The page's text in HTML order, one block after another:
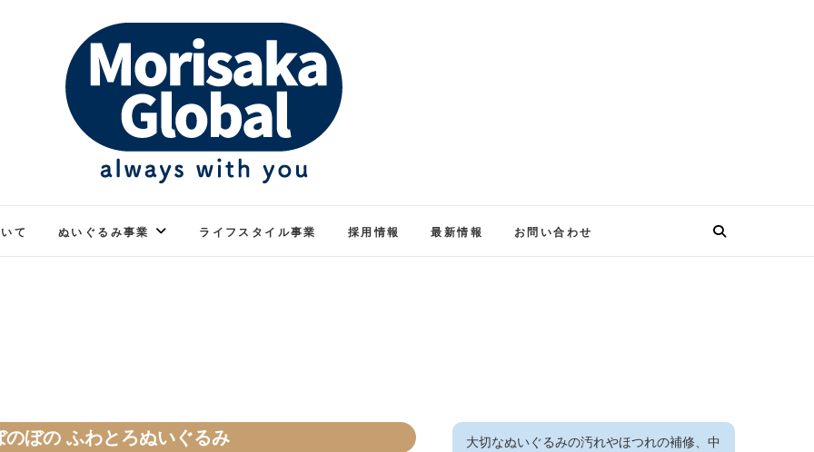
リサカグローバル
て ぬいぐるみ事業 ライフスタイル事業 採用情報 最新情報 お問い合わせ
のぼの ふわとろぬいぐるみ
大切なぬいぐるみの汚れやほつれの補修、中